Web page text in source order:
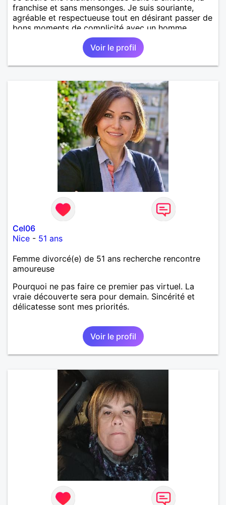
franchise et sans mensonges. Je suis souriante,
agréable et respectueuse tout en désirant passer de
bons moments de complicité avec un homme
voulant aller dans la même direction que moi.
Voir le profil
Cel06
Nice - 51 ans
Femme divorcé(e) de 51 ans recherche rencontre
amoureuse
Pourquoi ne pas faire ce premier pas virtuel. La
vraie découverte sera pour demain. Sincérité et
délicatesse sont mes priorités.
Voir le profil